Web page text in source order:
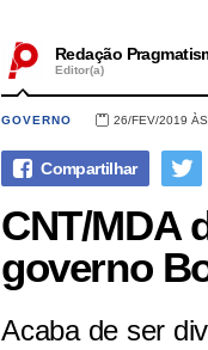
Redação
Editor(a)
GOVERNO 26/FEV/2019
CNT/MDA
governo
Acaba de ser